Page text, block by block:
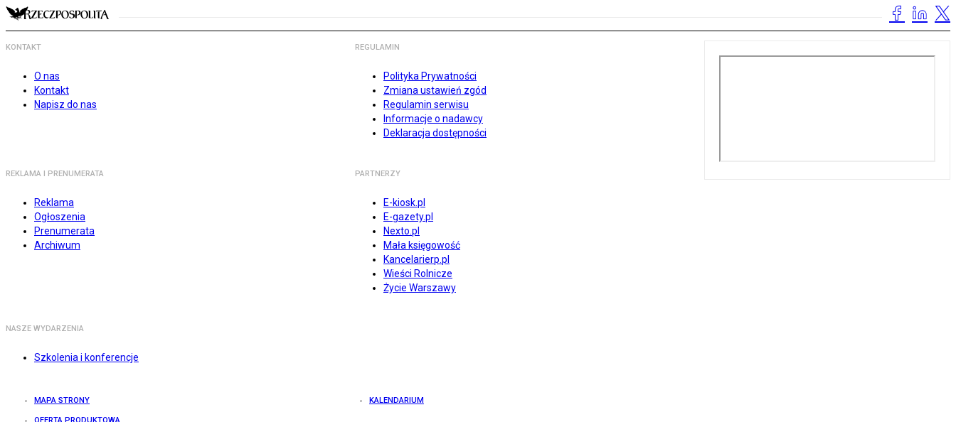
KONTAKT
O nas
Kontakt
Napisz do nas
REGULAMIN
Polityka Prywatności
Zmiana ustawień zgód
Regulamin serwisu
Informacje o nadawcy
Deklaracja dostępności
REKLAMA I PRENUMERATA
Reklama
Ogłoszenia
Prenumerata
Archiwum
PARTNERZY
E-kiosk.pl
E-gazety.pl
Nexto.pl
Mała księgowość
Kancelarierp.pl
Wieści Rolnicze
Życie Warszawy
NASZE WYDARZENIA
Szkolenia i konferencje
MAPA STRONY KALENDARIUM